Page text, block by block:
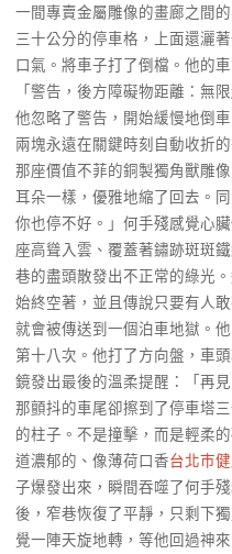
一間專賣金屬雕像的畫廊之間
三十公分的停車格，上面還灑
口氣。將車子打了倒檔。他的
「警告，後方障礙物距離：無
他忽略了警告，開始緩慢地倒
兩塊永遠在關鍵時刻自動收折
那座價值不菲的銅製獨角獸雕
耳朵一樣，優雅地縮了回去。
你也停不好。」何手殘感覺心
座高聳入雲、覆蓋著鏽跡斑斑
巷的盡頭散發出不正常的綠光
始終空著，並且傳說只要有人
就會被傳送到一個泊車地獄。
第十八次。他打了方向盤，車
鏡發出最後的溫柔提醒：「再
那顫抖的車尾卻擦到了停車塔
的柱子。不是撞擊，而是輕柔
道濃郁的、像薄荷口香台北巿
子爆發出來，瞬間吞噬了何手
後，窄巷恢復了平靜，只剩下
覺一陣天旋地轉，等他回過神